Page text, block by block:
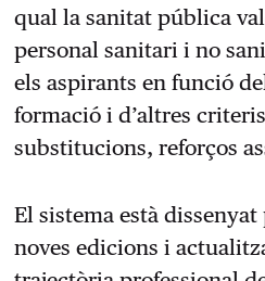
qual la sanitat pública
personal sanitari i no
els aspirants en funció
formació i d’altres
substitucions, reforços
El sistema està
noves edicions i